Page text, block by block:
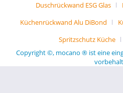
Duschrückwand ESG Glas
Küchenrückwand Alu DiBond
Spritzschutz Küche
Copyright ©, mocano ® ist eine